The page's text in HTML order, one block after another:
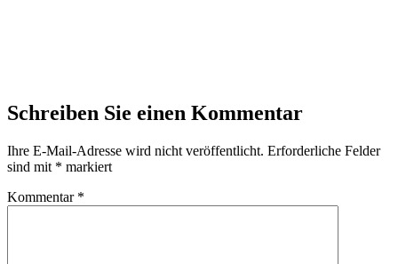
Schreiben Sie einen Kommentar
Ihre E-Mail-Adresse wird nicht veröffentlicht. Erforderliche Felder
sind mit * markiert
Kommentar *